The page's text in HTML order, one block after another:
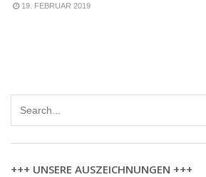
19. FEBRUAR 2019
+++ UNSERE AUSZEICHNUNGEN +++